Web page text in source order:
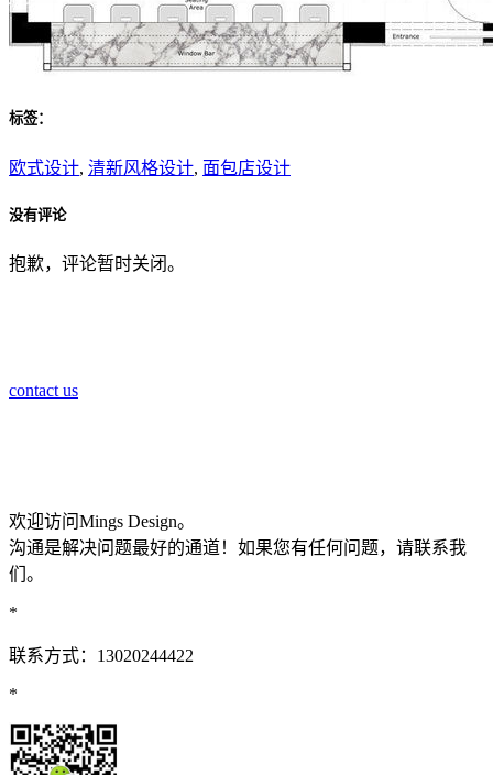
标签：
欧式设计, 清新风格设计, 面包店设计
没有评论
抱歉，评论暂时关闭。
contact us
欢迎访问Mings Design。
沟通是解决问题最好的通道！如果您有任何问题，请联系我
们。
*
联系方式：13020244422
*